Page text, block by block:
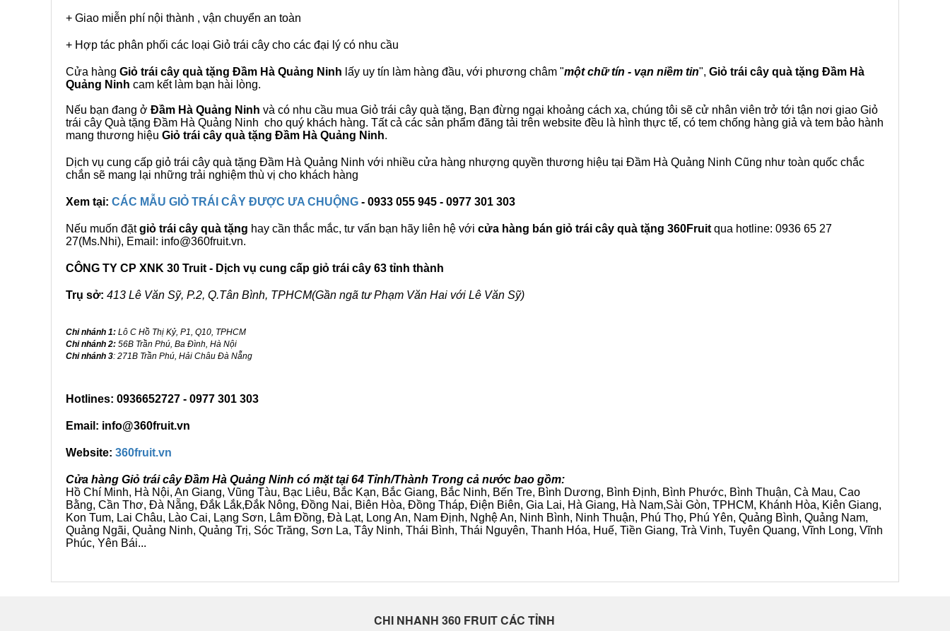
+ Giao miễn phí nội thành , vận chuyển an toàn
+ Hợp tác phân phối các loại Giỏ trái cây cho các đại lý có nhu cầu
Cửa hàng Giỏ trái cây quà tặng Đầm Hà Quảng Ninh lấy uy tín làm hàng đầu, với phương châm "một chữ tín - vạn niềm tin", Giỏ trái cây quà tặng Đầm Hà
Quảng Ninh cam kết làm bạn hài lòng.
Nếu bạn đang ở Đầm Hà Quảng Ninh và có nhu cầu mua Giỏ trái cây quà tặng, Bạn đừng ngại khoảng cách xa, chúng tôi sẽ cử nhân viên trở tới tận nơi giao Giỏ
trái cây Quà tặng Đầm Hà Quảng Ninh cho quý khách hàng. Tất cả các sản phẩm đăng tải trên website đều là hình thực tế, có tem chống hàng giả và tem bảo hành
mang thương hiệu Giỏ trái cây quà tặng Đầm Hà Quảng Ninh.
Dịch vụ cung cấp giỏ trái cây quà tặng Đầm Hà Quảng Ninh với nhiều cửa hàng nhượng quyền thương hiệu tại Đầm Hà Quảng Ninh Cũng như toàn quốc chắc
chắn sẽ mang lại những trải nghiệm thù vị cho khách hàng
Xem tại: CÁC MẪU GIỎ TRÁI CÂY ĐƯỢC ƯA CHUỘNG - 0933 055 945 - 0977 301 303
Nếu muốn đặtgiỏ trái cây quà tặng hay cần thắc mắc, tư vấn bạn hãy liên hệ với cửa hàng bán giỏ trái cây quà tặng 360Fruit qua hotline: 0936 65 27
27(Ms.Nhi), Email: info@360fruit.vn.
CÔNG TY CP XNK 30 Truit - Dịch vụ cung cấp giỏ trái cây 63 tỉnh thành
Trụ sở: 413 Lê Văn Sỹ, P.2, Q.Tân Bình, TPHCM(Gần ngã tư Phạm Văn Hai với Lê Văn Sỹ)
Chi nhánh 1: Lô C Hồ Thị Kỷ, P1, Q10, TPHCM
Chi nhánh 2: 56B Trần Phú, Ba Đình, Hà Nội
Chi nhánh 3: 271B Trần Phú, Hải Châu Đà Nẵng
Hotlines: 0936652727 - 0977 301 303
Email: info@360fruit.vn
Website: 360fruit.vn
Cửa hàng Giỏ trái cây Đầm Hà Quảng Ninh có mặt tại 64 Tỉnh/Thành Trong cả nước bao gồm:
Hồ Chí Minh, Hà Nội, An Giang, Vũng Tàu, Bạc Liêu, Bắc Kạn, Bắc Giang, Bắc Ninh, Bến Tre, Bình Dương, Bình Định, Bình Phước, Bình Thuận, Cà Mau, Cao
Bằng, Cần Thơ, Đà Nẵng, Đắk Lắk,Đắk Nông, Đồng Nai, Biên Hòa, Đồng Tháp, Điện Biên, Gia Lai, Hà Giang, Hà Nam,Sài Gòn, TPHCM, Khánh Hòa, Kiên Giang,
Kon Tum, Lai Châu, Lào Cai, Lạng Sơn, Lâm Đồng, Đà Lạt, Long An, Nam Định, Nghệ An, Ninh Bình, Ninh Thuận, Phú Thọ, Phú Yên, Quảng Bình, Quảng Nam,
Quảng Ngãi, Quảng Ninh, Quảng Trị, Sóc Trăng, Sơn La, Tây Ninh, Thái Bình, Thái Nguyên, Thanh Hóa, Huế, Tiền Giang, Trà Vinh, Tuyên Quang, Vĩnh Long, Vĩnh
Phúc, Yên Bái...
CHI NHANH 360 FRUIT CÁC TỈNH